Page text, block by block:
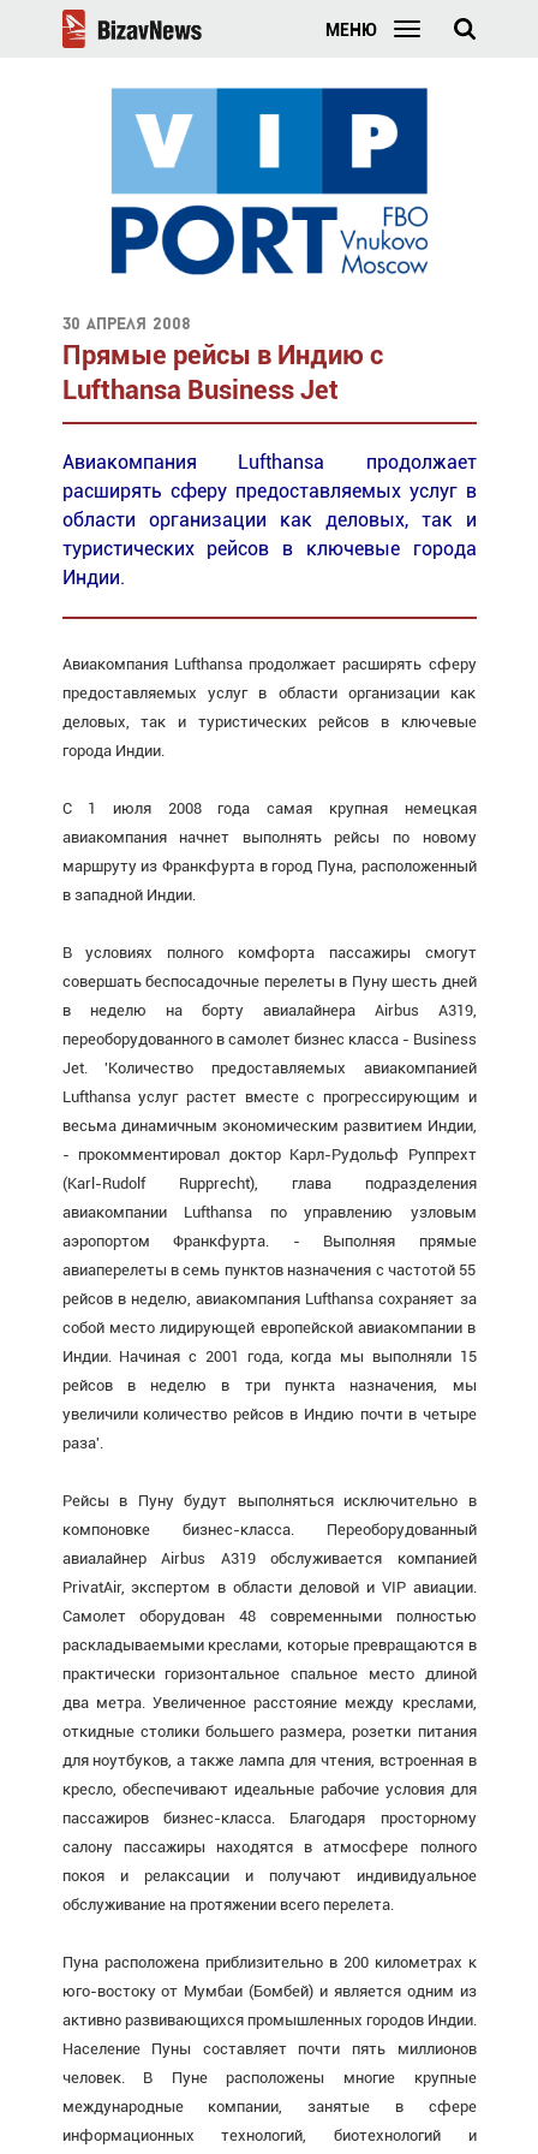
МЕНЮ
30 апреля 2008
Прямые рейсы в Индию с
Lufthansa Business Jet
Авиакомпания Lufthansa продолжает
расширять сферу предоставляемых услуг в
области организации как деловых, так и
туристических рейсов в ключевые города
Индии.
Авиакомпания Lufthansa продолжает расширять сферу
предоставляемых услуг в области организации как
деловых, так и туристических рейсов в ключевые
города Индии.
С 1 июля 2008 года самая крупная немецкая
авиакомпания начнет выполнять рейсы по новому
маршруту из Франкфурта в город Пуна, расположенный
в западной Индии.
В условиях полного комфорта пассажиры смогут
совершать беспосадочные перелеты в Пуну шесть дней
в неделю на борту авиалайнера Airbus A319,
переоборудованного в самолет бизнес класса - Business
Jet. 'Количество предоставляемых авиакомпанией
Lufthansa услуг растет вместе с прогрессирующим и
весьма динамичным экономическим развитием Индии,
- прокомментировал доктор Карл-Рудольф Руппрехт
(Karl-Rudolf Rupprecht), глава подразделения
авиакомпании Lufthansa по управлению узловым
аэропортом Франкфурта. - Выполняя прямые
авиаперелеты в семь пунктов назначения с частотой 55
рейсов в неделю, авиакомпания Lufthansa сохраняет за
собой место лидирующей европейской авиакомпании в
Индии. Начиная с 2001 года, когда мы выполняли 15
рейсов в неделю в три пункта назначения, мы
увеличили количество рейсов в Индию почти в четыре
раза'.
Рейсы в Пуну будут выполняться исключительно в
компоновке бизнес-класса. Переоборудованный
авиалайнер Airbus A319 обслуживается компанией
PrivatAir, экспертом в области деловой и VIP авиации.
Самолет оборудован 48 современными полностью
раскладываемыми креслами, которые превращаются в
практически горизонтальное спальное место длиной
два метра. Увеличенное расстояние между креслами,
откидные столики большего размера, розетки питания
для ноутбуков, а также лампа для чтения, встроенная в
кресло, обеспечивают идеальные рабочие условия для
пассажиров бизнес-класса. Благодаря просторному
салону пассажиры находятся в атмосфере полного
покоя и релаксации и получают индивидуальное
обслуживание на протяжении всего перелета.
Пуна расположена приблизительно в 200 километрах к
юго-востоку от Мумбаи (Бомбей) и является одним из
активно развивающихся промышленных городов Индии.
Население Пуны составляет почти пять миллионов
человек. В Пуне расположены многие крупные
международные компании, занятые в сфере
информационных технологий, биотехнологий и